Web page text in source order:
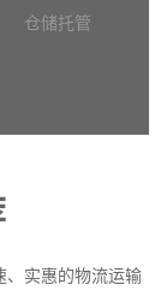
仓储托管
、实惠的物流运输